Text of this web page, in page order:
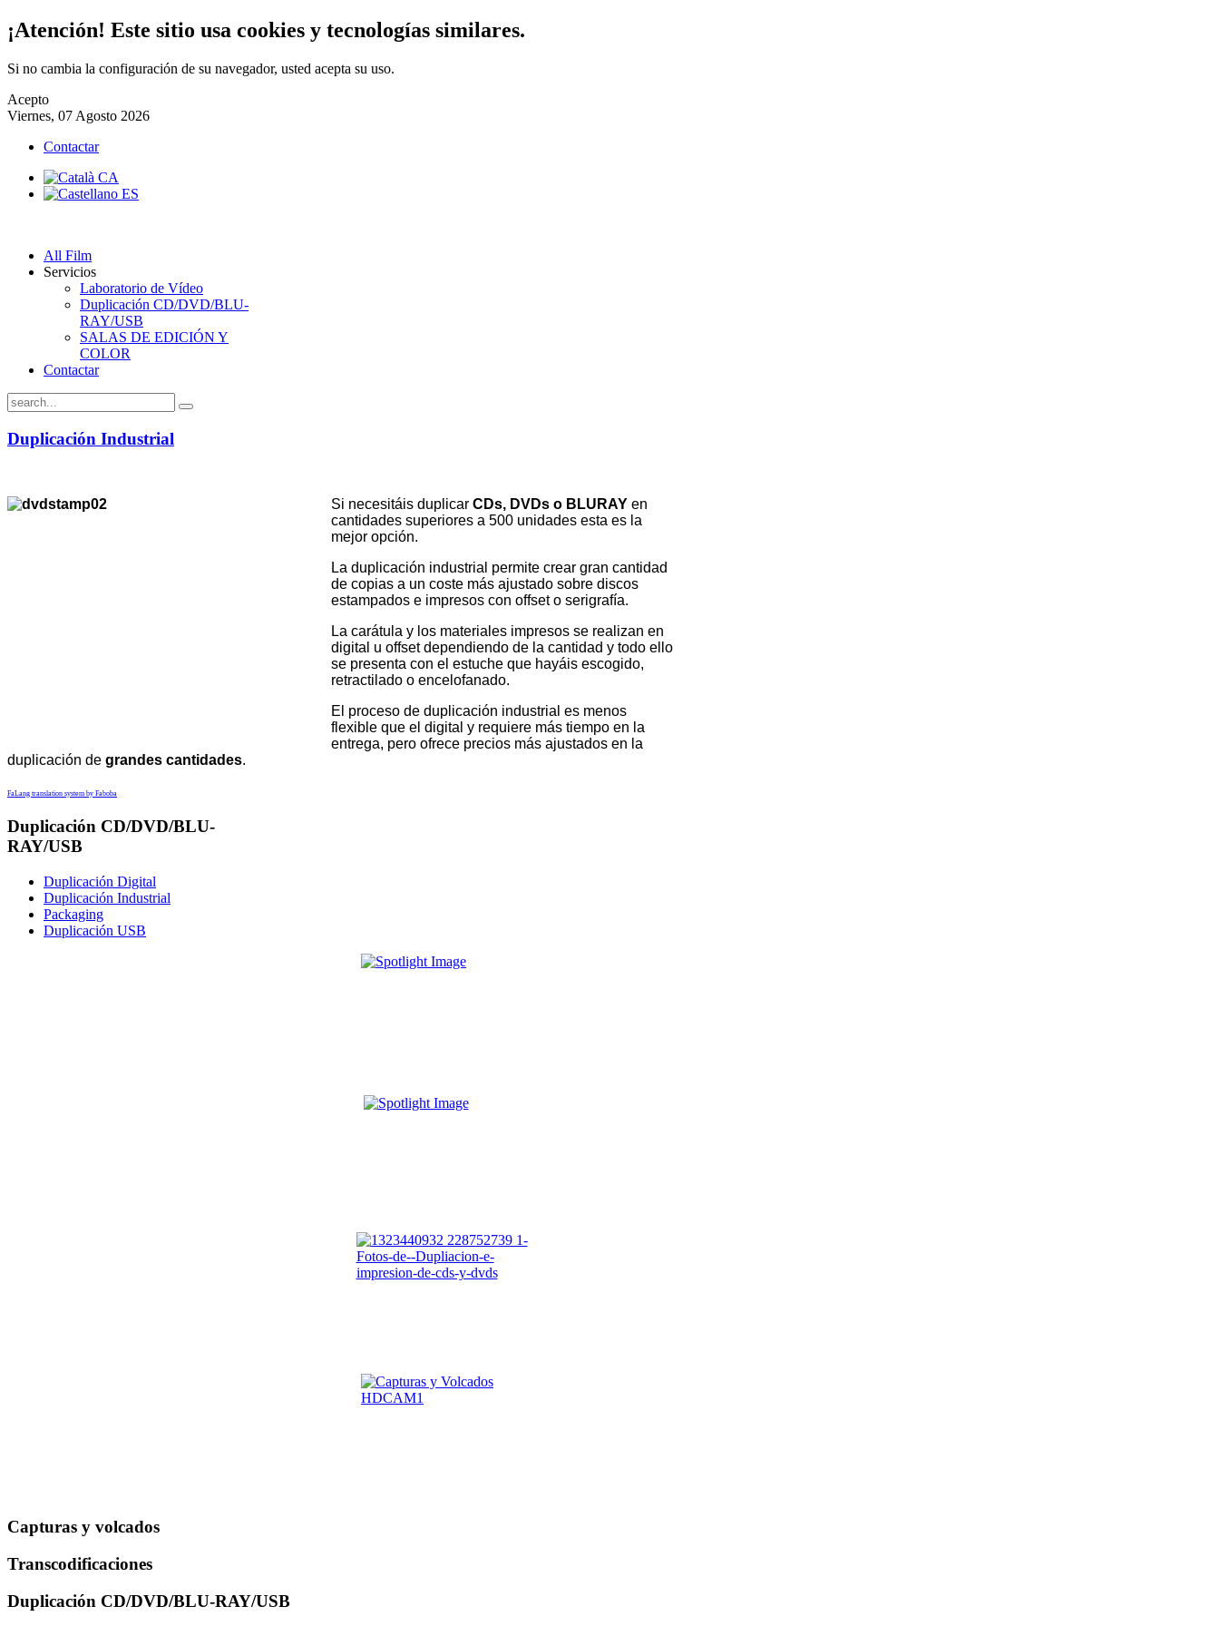
¡Atención! Este sitio usa cookies y tecnologías similares.
Si no cambia la configuración de su navegador, usted acepta su uso.
Acepto
Viernes, 07 Agosto 2026
Contactar
All Film
Servicios
Laboratorio de Vídeo
Duplicación CD/DVD/BLU-
RAY/USB
SALAS DE EDICIÓN Y
COLOR
Contactar
Duplicación Industrial
Si necesitáis duplicar CDs, DVDs o BLURAY en
cantidades superiores a 500 unidades esta es la
mejor opción.
La duplicación industrial permite crear gran cantidad
de copias a un coste más ajustado sobre discos
estampados e impresos con offset o serigrafía.
La carátula y los materiales impresos se realizan en
digital u offset dependiendo de la cantidad y todo ello
se presenta con el estuche que hayáis escogido,
retractilado o encelofanado.
El proceso de duplicación industrial es menos
flexible que el digital y requiere más tiempo en la
entrega, pero ofrece precios más ajustados en la
duplicación de grandes cantidades.
FaLang translation system by Faboba
Duplicación CD/DVD/BLU-
RAY/USB
Duplicación Digital
Duplicación Industrial
Packaging
Duplicación USB
Capturas y volcados
Transcodificaciones
Duplicación CD/DVD/BLU-RAY/USB